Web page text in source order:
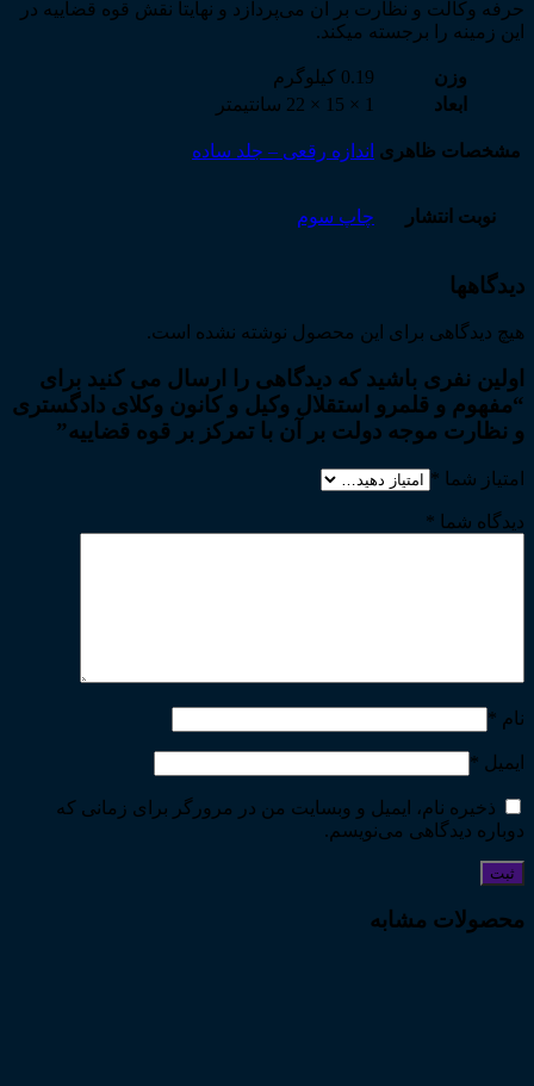
حرفه وکالت و نظارت بر آن می‌پردازد و نهایتاً نقش قوه قضاییه در
این زمینه را برجسته می­کند.
وزن
0.19 کیلوگرم
ابعاد
1 × 15 × 22 سانتیمتر
مشخصات ظاهری اندازه رقعی – جلد ساده
نوبت انتشار چاپ سوم
دیدگاهها
هیچ دیدگاهی برای این محصول نوشته نشده است.
اولین نفری باشید که دیدگاهی را ارسال می کنید برای
“مفهوم و قلمرو استقلال وکیل و کانون وکلای دادگستری
و نظارت موجه دولت بر آن با تمرکز بر قوه قضاییه”
امتیاز شما *
دیدگاه شما *
نام *
ایمیل *
ذخیره نام، ایمیل و وبسایت من در مرورگر برای زمانی که
دوباره دیدگاهی می‌نویسم.
محصولات مشابه